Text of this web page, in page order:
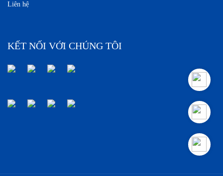
Liên hệ
KẾT NỐI VỚI CHÚNG TÔI